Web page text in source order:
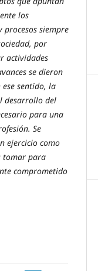
los
siempre
por
actividades
se dieron
sentido, la
desarrollo del
para una
Se
ejercicio como
tomar para
comprometido